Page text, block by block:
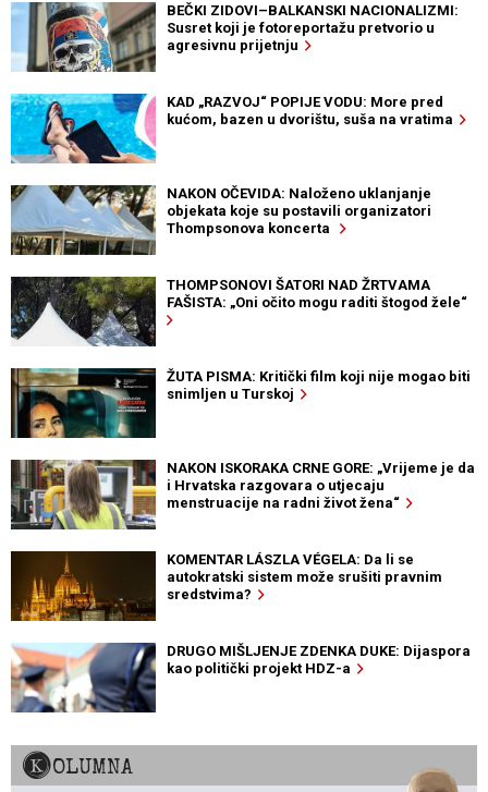
BEČKI ZIDOVI–BALKANSKI NACIONALIZMI:
Susret koji je fotoreportažu pretvorio u
agresivnu prijetnju
KAD „RAZVOJ“ POPIJE VODU: More pred
kućom, bazen u dvorištu, suša na vratima
NAKON OČEVIDA: Naloženo uklanjanje
objekata koje su postavili organizatori
Thompsonova koncerta
THOMPSONOVI ŠATORI NAD ŽRTVAMA
FAŠISTA: „Oni očito mogu raditi štogod žele“
ŽUTA PISMA: Kritički film koji nije mogao biti
snimljen u Turskoj
NAKON ISKORAKA CRNE GORE: „Vrijeme je da
i Hrvatska razgovara o utjecaju
menstruacije na radni život žena“
KOMENTAR LÁSZLA VÉGELA: Da li se
autokratski sistem može srušiti pravnim
sredstvima?
DRUGO MIŠLJENJE ZDENKA DUKE: Dijaspora
kao politički projekt HDZ-a
KOLUMNA